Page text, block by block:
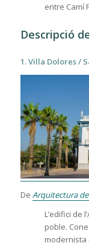
entre Camí
Descripció
1. Villa Dolores /
De Arquitectura
L’edifici de
poble.
modernista